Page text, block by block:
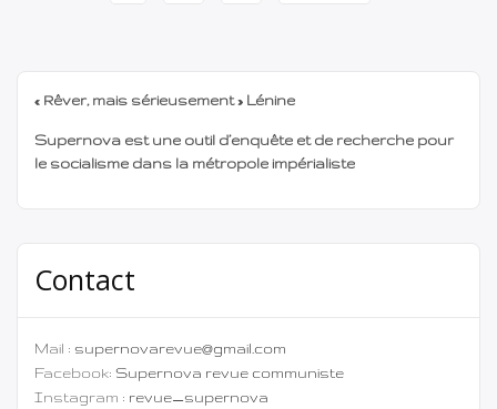
« Rêver, mais sérieusement » Lénine
Supernova est une outil d’enquête et de recherche pour
le socialisme dans la métropole impérialiste
Contact
Mail : supernovarevue@gmail.com
Facebook: Supernova revue communiste
Instagram : revue_supernova